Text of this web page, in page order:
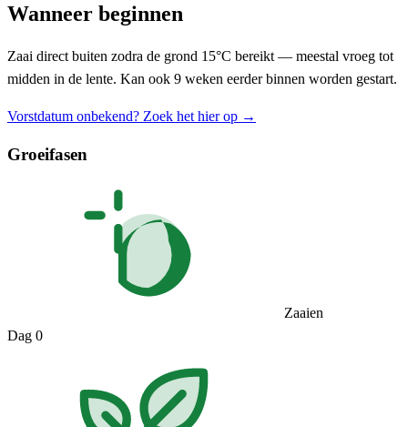
Wanneer beginnen
Zaai direct buiten zodra de grond 15°C bereikt — meestal vroeg tot
midden in de lente. Kan ook 9 weken eerder binnen worden gestart.
Vorstdatum onbekend? Zoek het hier op →
Groeifasen
Zaaien
Dag 0